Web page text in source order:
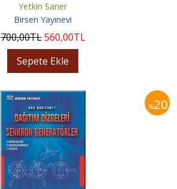
Yetkin Saner
Birsen Yayınevi
700,00TL560,00TL
Sepete Ekle
%20